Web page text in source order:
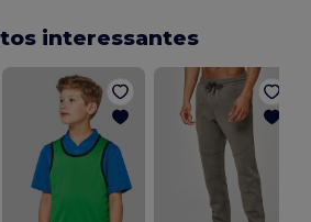
interessantes